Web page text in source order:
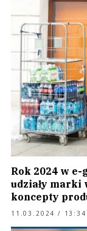
Rok 2024 w
udziały marki
koncepty
11.03.2024 / 13:34